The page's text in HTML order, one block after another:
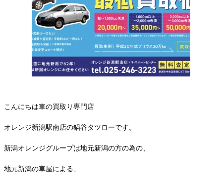
こんにちは車の買取り専門店
オレンジ新潟駅南店の鍋谷タツローです。
新潟オレンジグループは地元新潟の方の為の、
地元新潟の車屋による、